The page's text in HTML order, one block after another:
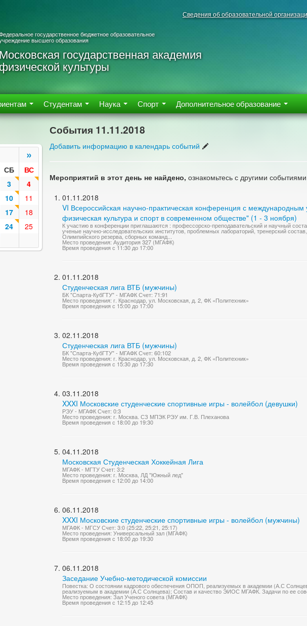
Сведения об образовательной
государственное бюджетное образовательное
высшего образования
Московская государственная академия
физической культуры
Студентам Наука Спорт Дополнительное образование
»
СБ
ВС
3
4
10
11
17
18
24
25
События 11.11.2018
Добавить информацию в календарь событий
Мероприятий в этот день не найдено, ознакомьтесь с другими
01.11.2018
VI Всероссийская научно-практическая конференция с
физическая культура и спорт в современном обществе" (1 - 3 ноября)
К участию в конференции приглашаются : профессорско-преподавательский и научный
ученые научно-исследовательских институтов, проблемных лабораторий, тренерский
Олимпийского резерва, сборных команд...
Место проведения: Аудитория 327 (МГАФК)
Время проведения с 11:30 до 17:00
01.11.2018
Студенческая лига ВТБ (мужчины)
БК "Спарта-КубГТУ" - МГАФК Счет: 71:91
Место проведения: г. Краснодар, ул. Московская, д. 2, ФК «Политехник»
Время проведения с 15:00 до 17:00
02.11.2018
Студенческая лига ВТБ (мужчины)
БК "Спарта-КубГТУ" - МГАФК Счет: 60:102
Место проведения: г. Краснодар, ул. Московская, д. 2, ФК «Политехник»
Время проведения с 15:30 до 17:30
03.11.2018
XXXI Московские студенческие спортивные игры - волейбол (девушки)
РЭУ - МГАФК Счет: 0:3
Место проведения: г. Москва. СЗ МПЭК РЭУ им. Г.В. Плеханова
Время проведения с 18:00 до 19:30
04.11.2018
Московская Студенческая Хоккейная Лига
МГАФК - МГТУ Счет: 3:2
Место проведения: г. Москва, ЛД "Южный лед"
Время проведения с 12:00 до 14:00
06.11.2018
XXXI Московские студенческие спортивные игры - волейбол (мужчины)
МГАФК - МГСУ Счет: 3:0 (25:22, 25:21, 25:17)
Место проведения: Универсальный зал (МГАФК)
Время проведения с 18:00 до 19:30
06.11.2018
Заседание Учебно-методической комиссии
Повестка: О состоянии кадрового обеспечения ОПОП, реализуемых в академии (А.С
реализуемым в академии (А.С Солнцева); Состав и качество ЭИОС МГАФК. Задачи по ее
Место проведения: Зал Ученого совета (МГАФК)
Время проведения с 12:15 до 12:45